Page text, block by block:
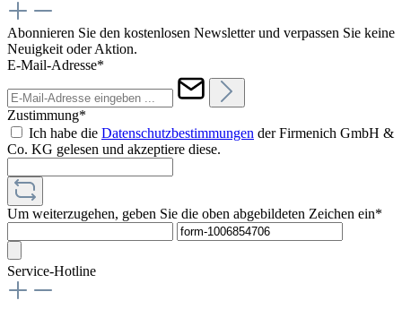
Abonnieren Sie den kostenlosen Newsletter und verpassen Sie keine
Neuigkeit oder Aktion.
E-Mail-Adresse*
Zustimmung*
Ich habe die Datenschutzbestimmungen der Firmenich GmbH &
Co. KG gelesen und akzeptiere diese.
Um weiterzugehen, geben Sie die oben abgebildeten Zeichen ein*
Service-Hotline